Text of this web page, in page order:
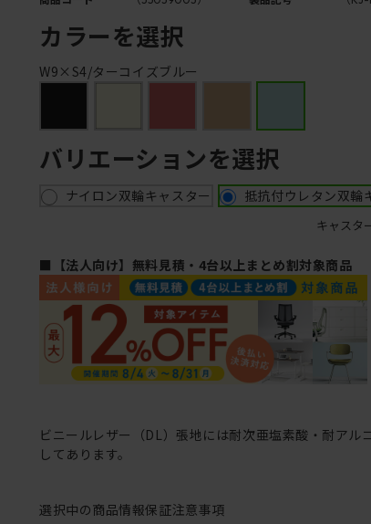
カラーを選択
W9×S4/ターコイズブルー
バリエーションを選択
ナイロン双輪キャスター 抵抗付ウレタン双輪
キャスタ
■【法人向け】無料見積・4台以上まとめ割対象商品
ビニールレザー（DL）張地には耐次亜塩素酸・耐アル
してあります。
選択中の商品情報保証注意事項